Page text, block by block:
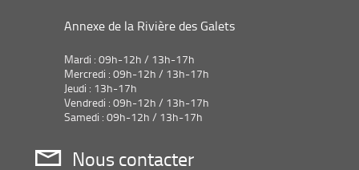
Annexe de la Rivière des Galets
Mardi : 09h-12h / 13h-17h
Mercredi : 09h-12h / 13h-17h
Jeudi : 13h-17h
Vendredi : 09h-12h / 13h-17h
Samedi : 09h-12h / 13h-17h
Nous contacter